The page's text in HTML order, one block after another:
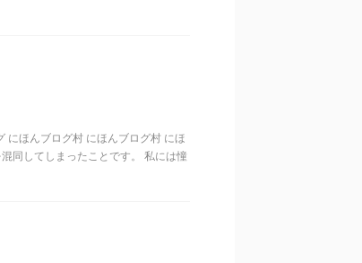
ほんブログ村 にほんブログ村 にほ
同してしまったことです。 私には憧